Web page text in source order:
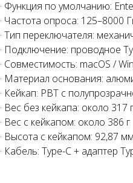
· Функция по умолчанию:
· Частота опроса: 125–8000
· Тип переключателя:
· Подключение: проводное
· Совместимость: macOS /
· Материал основания:
· Кейкап: PBT с
· Вес без кейкапа: около 317 г
· Вес с кейкапом: около 386 г
· Высота с кейкапом: 92,87 мм
· Кабель: Type-C + адаптер